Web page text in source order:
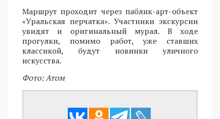
Маршрут проходит через паблик-арт-объект
«Уральская перчатка». Участники экскурсии
увидят и оригинальный мурал. В ходе
прогулки, помимо работ, уже ставших
классикой, будут новинки уличного
искусства.
Фото: Атом